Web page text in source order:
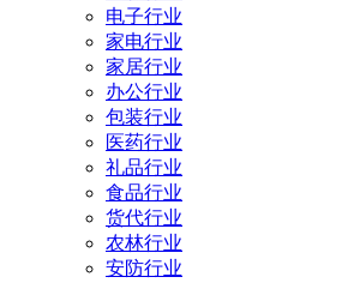
电子行业
家电行业
家居行业
办公行业
包装行业
医药行业
礼品行业
食品行业
货代行业
农林行业
安防行业